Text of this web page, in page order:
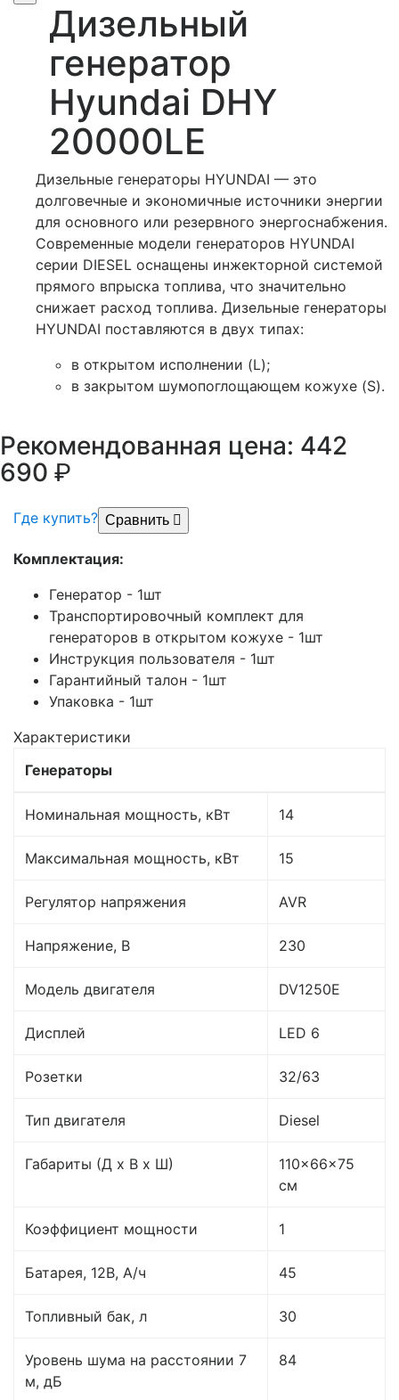
Дизельный
генератор
Hyundai DHY
20000LE
Дизельные генераторы HYUNDAI — это
долговечные и экономичные источники энергии
для основного или резервного энергоснабжения.
Современные модели генераторов HYUNDAI
серии DIESEL оснащены инжекторной системой
прямого впрыска топлива, что значительно
снижает расход топлива. Дизельные генераторы
HYUNDAI поставляются в двух типах:
в открытом исполнении (L);
в закрытом шумопоглощающем кожухе (S).
Рекомендованная цена: 442
690 р.
Где купить? Сравнить
Комплектация:
Генератор - 1шт
Транспортировочный комплект для
генераторов в открытом кожухе - 1шт
Инструкция пользователя - 1шт
Гарантийный талон - 1шт
Упаковка - 1шт
Характеристики
Генераторы
Номинальная мощность, кВт 14
Максимальная мощность, кВт 15
Регулятор напряжения AVR
Напряжение, В 230
Модель двигателя DV1250E
Дисплей LED 6
Розетки 32/63
Тип двигателя Diesel
Габариты (Д x В x Ш)
110×66×75
см
Коэффициент мощности 1
Батарея, 12B, А/ч 45
Топливный бак, л 30
Уровень шума на расстоянии 7
м, дБ
84